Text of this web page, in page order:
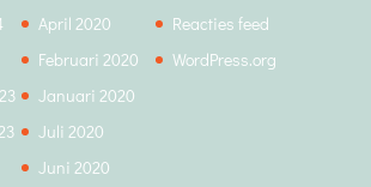
April 2020
Februari 2020
Januari 2020
Juli 2020
Juni 2020
Reacties feed
WordPress.org